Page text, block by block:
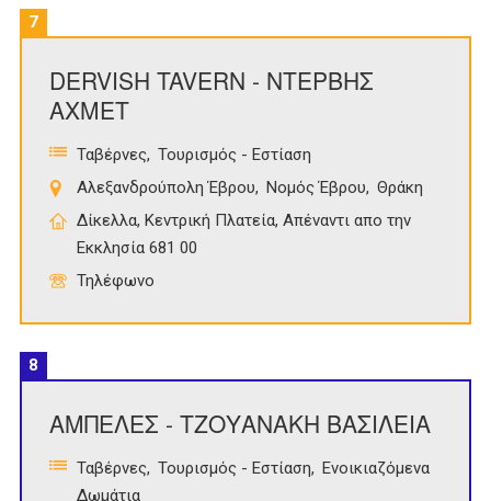
7
DERVISH TAVERN - ΝΤΕΡΒΗΣ
ΑΧΜΕΤ
Ταβέρνες
Τουρισμός - Εστίαση
Αλεξανδρούπολη Έβρου
Νομός Έβρου
Θράκη
Δίκελλα, Κεντρική Πλατεία, Απέναντι απο την
Εκκλησία 681 00
Τηλέφωνο
8
ΑΜΠΕΛΕΣ - ΤΖΟΥΑΝΑΚΗ ΒΑΣΙΛΕΙΑ
Ταβέρνες Τουρισμός - Εστίαση
Ενοικιαζόμενα
Δωμάτια